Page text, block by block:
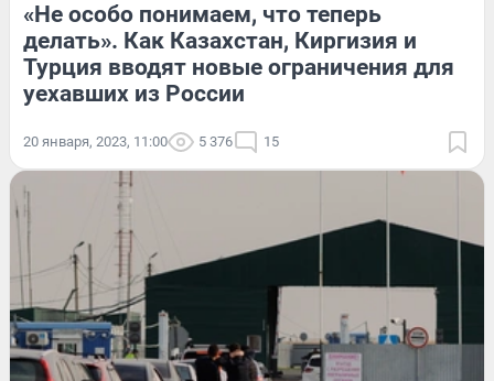
«Не особо понимаем, что теперь
делать». Как Казахстан, Киргизия и
Турция вводят новые ограничения для
уехавших из России
20 января, 2023, 11:00 5 376 15